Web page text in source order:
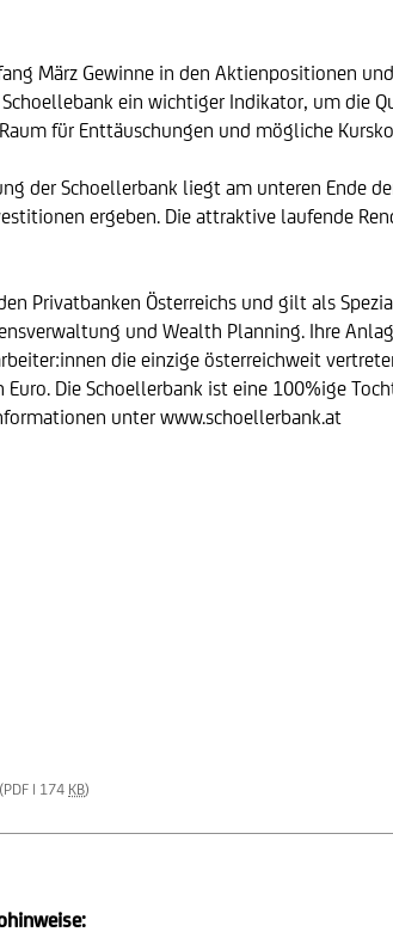
März Gewinne in den Aktienpositionen
ein wichtiger Indikator, um die
für Enttäuschungen und mögliche
der Schoellerbank liegt am unteren Ende
ergeben. Die attraktive laufende
Privatbanken Österreichs und gilt als
und Wealth Planning. Ihre
die einzige österreichweit
Die Schoellerbank ist eine 100%ige
unter www.schoellerbank.at
(PDF | 174 KB)